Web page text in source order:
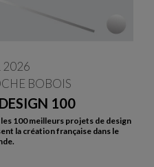
100
2026
BOBOIS
100 meilleurs projets de design
la création française dans le